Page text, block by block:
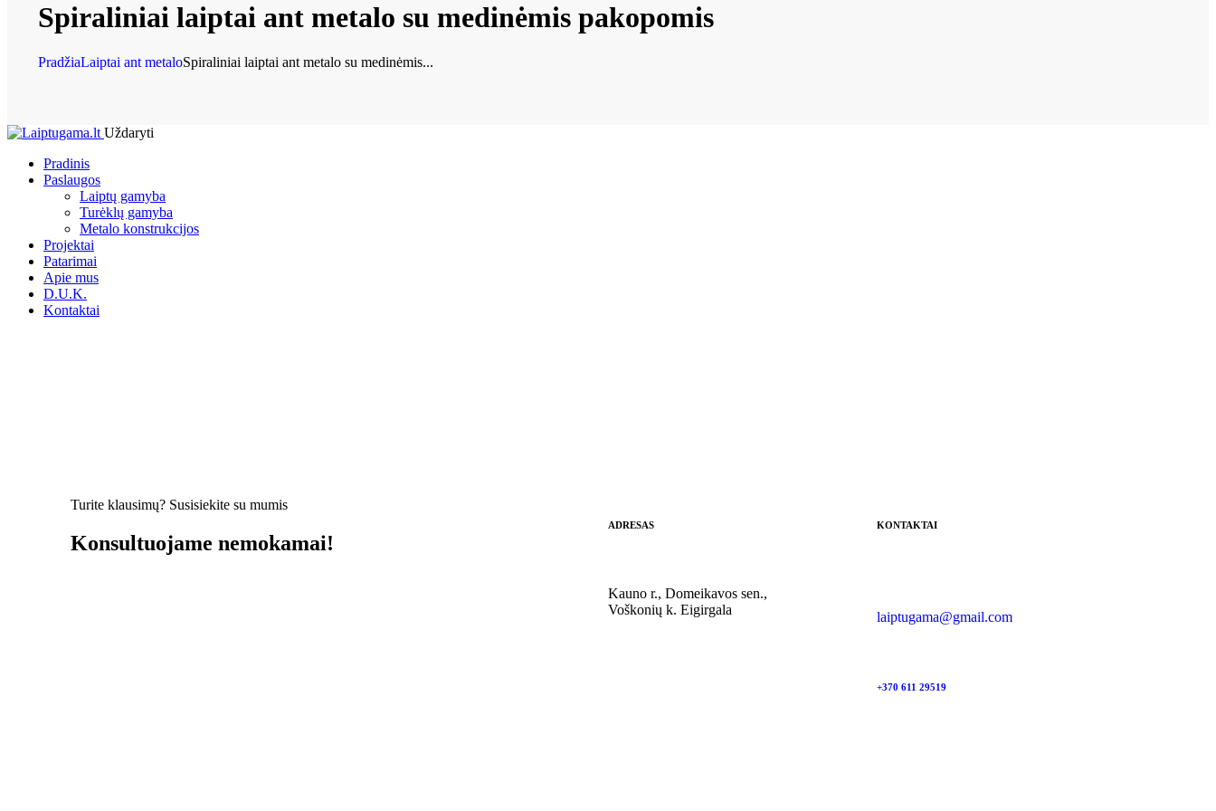
Spiraliniai laiptai ant metalo su medinėmis pakopomis
PradžiaLaiptai ant metaloSpiraliniai laiptai ant metalo su medinėmis...
Uždaryti
Pradinis
Paslaugos
Laiptų gamyba
Turėklų gamyba
Metalo konstrukcijos
Projektai
Patarimai
Apie mus
D.U.K.
Kontaktai
Turite klausimų? Susisiekite su mumis
Konsultuojame nemokamai!
ADRESAS
Kauno r., Domeikavos sen.,
Voškonių k. Eigirgala
KONTAKTAI
laiptugama@gmail.com
+370 611 29519